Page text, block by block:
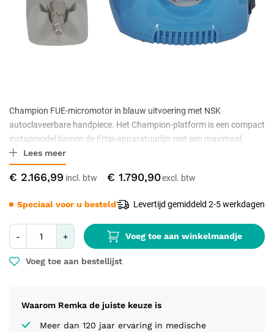
€ 2.166,99 € 1.790,90
- + Voeg toe aan winkelmandje
Voeg toe aan bestellijst
Waarom Remka de juiste keuze is
Meer dan 120 jaar ervaring in medische
Speciaal voor u besteld Levertijd gemiddeld 2-5 werkdagen
Champion FUE-micromotor in blauw uitvoering met NSK
autoclaveerbare handpiece. Het Champion-platform is een compact
instapmodel binnen de Ertip-apparatuurlijn met een maximaal
toerental van 7.500 rpm. Geleverd inclusief motorunit, handpiece,
voetpedaal en aansluitkabels. CE-gecertificeerde medische
apparatuur.
Lees meer